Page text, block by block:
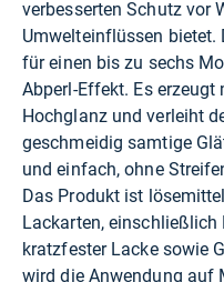
verbesserten Schutz vor
Umwelteinflüssen bietet.
für einen bis zu sechs
Abperl-Effekt. Es
Hochglanz und verleiht
geschmeidig samtige
und einfach, ohne
Das Produkt ist
Lackarten, einschließlich
kratzfester Lacke sowie
wird die Anwendung auf